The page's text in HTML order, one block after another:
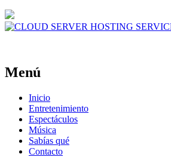
Menú
Inicio
Entretenimiento
Espectáculos
Música
Sabías qué
Contacto